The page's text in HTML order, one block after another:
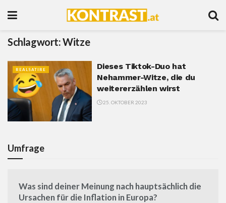
Schlagwort:Witze
REALSATIRE
Dieses Tiktok-Duo hat
Nehammer-Witze, die du
weitererzählen wirst
25. OKTOBER 2023
Umfrage
Was sind deiner Meinung nach hauptsächlich die
Ursachen für die Inflation in Europa?